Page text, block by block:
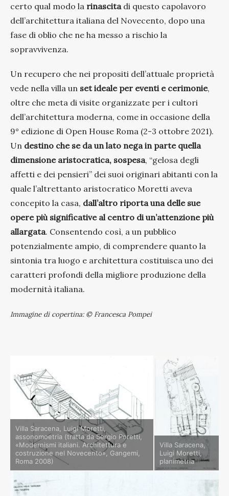
certo qual modo la rinascita di questo capolavoro
dell’architettura italiana del Novecento, dopo una
fase di oblio che ne ha messo a rischio la
sopravvivenza.
Un recupero che nei propositi dell’attuale proprietà
vede nella villa un set ideale per eventi e cerimonie,
oltre che meta di visite organizzate per i cultori
dell’architettura moderna, come in occasione della
9° edizione di Open House Roma (2-3 ottobre 2021).
Un destino che se da un lato nega in parte quella
dimensione aristocratica, sospesa, “gelosa degli
affetti e dei pensieri” dei suoi originari abitanti con la
quale l’altrettanto aristocratico Moretti aveva
concepito la casa, dall’altro riporta una delle sue
opere più significative al centro di un’attenzione più
allargata. Consentendo così, a un pubblico
potenzialmente ampio, di comprendere quanto la
sintonia tra luogo e architettura costituisca uno dei
caratteri profondi della migliore produzione della
modernità italiana.
Immagine di copertina: © Francesca Pompei
Villa Saracena, Luigi Moretti,
assonomoetria (tratta da Sergio Poretti,
«Modernismi italiani. Architettura e
costruzione nel Novecento», Gangemi,
Roma 2008)
Villa Saracena,
Luigi Moretti,
planimetria